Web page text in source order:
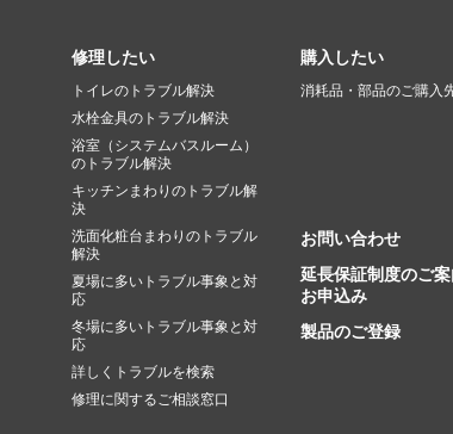
修理したい
トイレのトラブル解決
水栓金具のトラブル解決
浴室（システムバスルーム）
のトラブル解決
キッチンまわりのトラブル解
決
洗面化粧台まわりのトラブル
解決
夏場に多いトラブル事象と対
応
冬場に多いトラブル事象と対
応
詳しくトラブルを検索
修理に関するご相談窓口
購入したい
消耗品・部品のご購入
お問い合わせ
延長保証制度のご
お申込み
製品のご登録